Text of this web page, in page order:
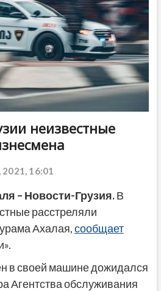
неизвестные
16:01
– Новости-Грузия.В
расстреляли
Ахалая,сообщает
в своей машине дожидался
Агентства обслуживания